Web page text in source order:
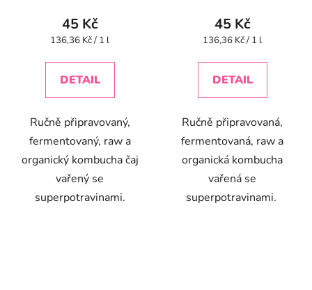
45 Kč
Měrná
136,36 Kč / 1 l
DETAIL
Ručně připravovaný,
fermentovaný, raw a
organický kombucha čaj
vařený se
superpotravinami.
45 Kč
Měrná
136,36 Kč / 1 l
DETAIL
Ručně připravovaná,
fermentovaná, raw a
organická kombucha
vařená se
superpotravinami.